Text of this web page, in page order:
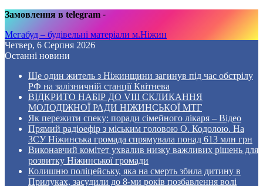
Замовлення в telegram -
Мегабуд – будівельні матеріали м.Ніжин
Четвер, 6 Серпня 2026
Останні новини
Ще один житель з Ніжинщини загинув під час обстрілу
РФ на залізничній станції Квітнева
ВІДКРИТО НАБІР ДО VIII СКЛИКАННЯ
МОЛОДІЖНОЇ РАДИ НІЖИНСЬКОЇ МТГ
Як пережити спеку: поради сімейного лікаря – Відео
Прямий радіоефір з міським головою О. Кодолою. На
ЗСУ Ніжинська громада спрямувала понад 613 млн грн
Виконавчий комітет ухвалив низку важливих рішень для
розвитку Ніжинської громади
Колишню поліцейську, яка на смерть збила дитину в
Прилуках, засудили до 8-ми років позбавлення волі